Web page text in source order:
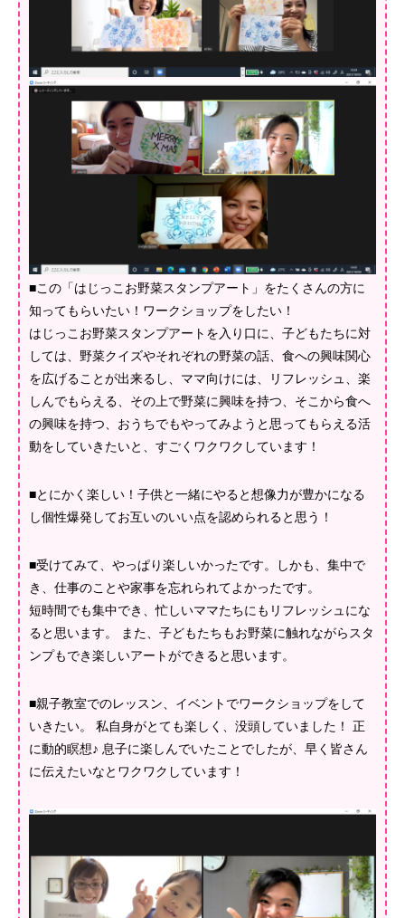
■この「はじっこお野菜スタンプアート」をたくさんの方に
知ってもらいたい！ワークショップをしたい！
はじっこお野菜スタンプアートを入り口に、子どもたちに対
しては、野菜クイズやそれぞれの野菜の話、食への興味関心
を広げることが出来るし、ママ向けには、リフレッシュ、楽
しんでもらえる、その上で野菜に興味を持つ、そこから食へ
の興味を持つ、おうちでもやってみようと思ってもらえる活
動をしていきたいと、すごくワクワクしています！
■とにかく楽しい！子供と一緒にやると想像力が豊かになる
し個性爆発してお互いのいい点を認められると思う！
■受けてみて、やっぱり楽しいかったです。しかも、集中で
き、仕事のことや家事を忘れられてよかったです。
短時間でも集中でき、忙しいママたちにもリフレッシュにな
ると思います。 また、子どもたちもお野菜に触れながらスタ
ンプもでき楽しいアートができると思います。
■親子教室でのレッスン、イベントでワークショップをして
いきたい。 私自身がとても楽しく、没頭していました！ 正
に動的瞑想♪ 息子に楽しんでいたことでしたが、早く皆さん
に伝えたいなとワクワクしています！